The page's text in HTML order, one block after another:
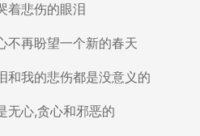
悲伤的眼泪
盼望一个新的春天
的悲伤都是没意义的
,贪心和邪恶的